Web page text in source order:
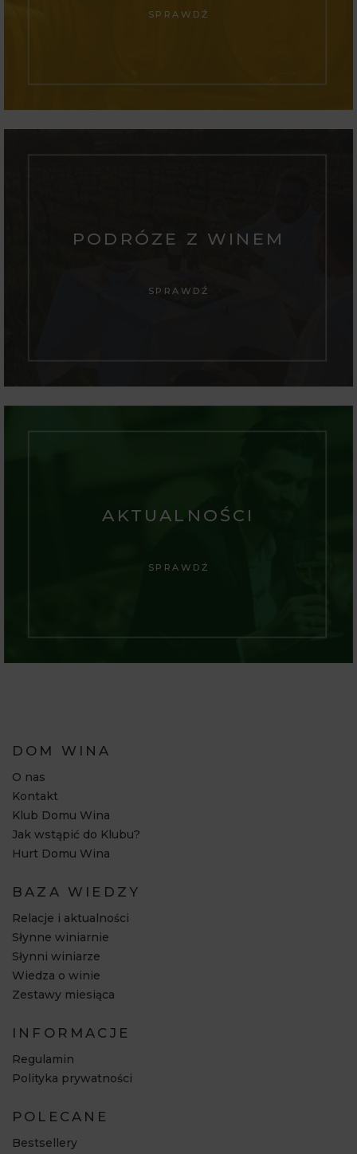
SPRAWDŹ
PODRÓZE Z WINEM
SPRAWDŹ
AKTUALNOŚCI
SPRAWDŹ
DOM WINA
O nas
Kontakt
Klub Domu Wina
Jak wstąpić do Klubu?
Hurt Domu Wina
BAZA WIEDZY
Relacje i aktualności
Słynne winiarnie
Słynni winiarze
Wiedza o winie
Zestawy miesiąca
INFORMACJE
Regulamin
Polityka prywatności
POLECANE
Bestsellery